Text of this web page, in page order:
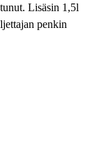
Lisäsin 1,5l
penkin